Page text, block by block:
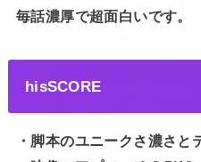
毎話濃厚で超面白いです。
hisSCORE
・脚本のユニークさ濃さと